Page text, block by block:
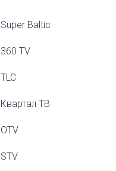
Super Baltic
360 TV
TLC
Квартал ТВ
OTV
STV